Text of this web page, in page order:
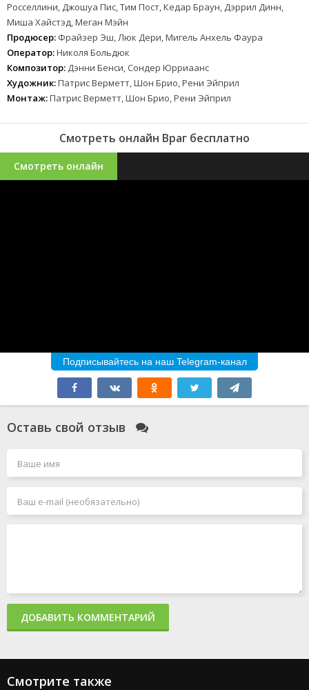
Росселлини, Джошуа Пис, Тим Пост, Кедар Браун, Дэррил Динн,
Миша Хайстэд, Меган Мэйн
Продюсер: Фрайзер Эш, Люк Дери, Мигель Анхель Фаура
Оператор:Николя Больдюк
Композитор: Дэнни Бенси, Сондер Юрриаанс
Художник:Патрис Верметт, Шон Брио, Рени Эйприл
Монтаж:Патрис Верметт, Шон Брио, Рени Эйприл
Смотреть онлайн Враг бесплатно
Смотреть онлайн
Подписывайтесь на наш Telegram-канал
Оставь свой отзыв
ДОБАВИТЬ КОММЕНТАРИЙ
Смотрите также